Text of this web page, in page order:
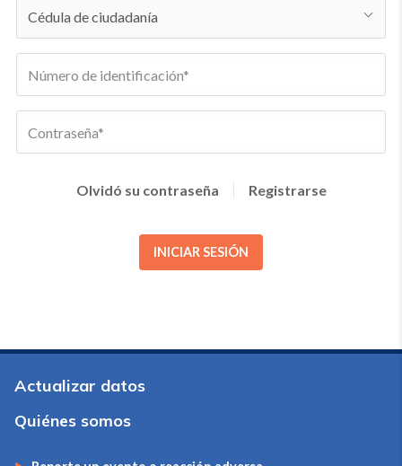
Olvidó su contraseña Registrarse
INICIAR SESIÓN
Actualizar datos
Quiénes somos